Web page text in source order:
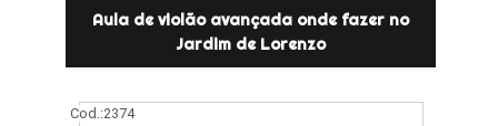
Aula de violão avançada onde fazer no
Jardim de Lorenzo
Cod.:2374